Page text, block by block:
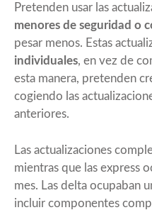
Pretenden usar las
menores de seguridad o
pesar menos. Estas
individuales, en vez de
esta manera, pretenden
cogiendo las
anteriores.
Las actualizaciones
mientras que las express
mes. Las delta ocupaban
incluir componentes